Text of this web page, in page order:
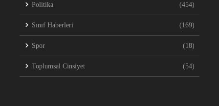
Politika (454)
Sınıf Haberleri (169)
Spor (18)
Toplumsal Cinsiyet (54)